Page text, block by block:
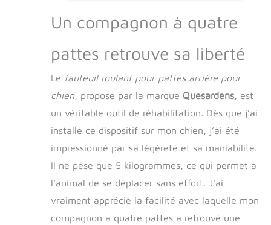
Promenade Pour
Animaux De
confort et un soutien
durables à votre
fourrure. Le matériau
doux pour la peau de
votre animal, lui
permettant de se
déplacer librement et
confortablement.
【CONFORT
PERSONNALISABLE】
La sélection du bon
modèle de fauteuil
pour le bien-être de
votre animal. Nos
Un compagnon à quatre
pattes retrouve sa liberté
Le fauteuil roulant pour pattes arrière pour
chien, proposé par la marque Quesardens, est
un véritable outil de réhabilitation. Dès que j’ai
installé ce dispositif sur mon chien, j’ai été
impressionné par sa légèreté et sa maniabilité.
Il ne pèse que 5 kilogrammes, ce qui permet à
l’animal de se déplacer sans effort. J’ai
vraiment apprécié la facilité avec laquelle mon
compagnon à quatre pattes a retrouvé une